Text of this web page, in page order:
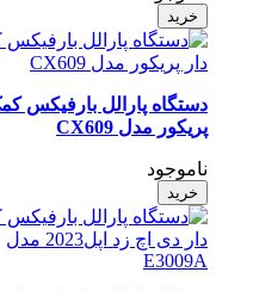
دستگاه پارالل بارفیکس کمک دار
پریکور مدل CX609
ناموجود